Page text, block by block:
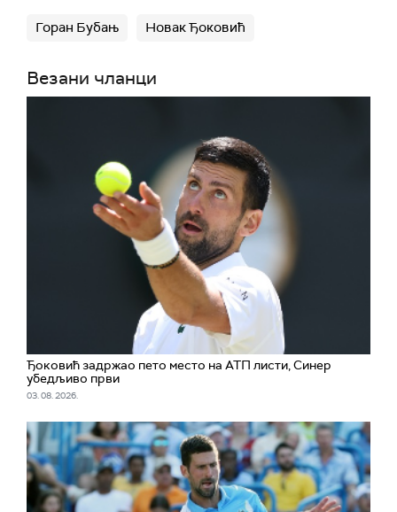
Горан Бубањ Новак Ђоковић
Везани чланци
Ђоковић задржао пето место на АТП листи, Синер
убедљиво први
03. 08. 2026.